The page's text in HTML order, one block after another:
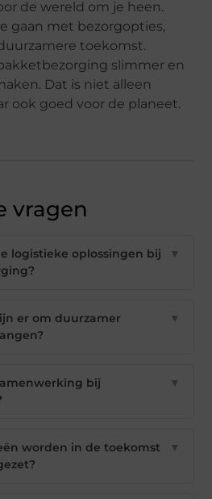
de wereld om je heen.
gaan met bezorgopties,
toekomst.
slimmer en
Dat is niet alleen
ook goed voor de planeet.
vragen
logistieke oplossingen bij
▼
er om duurzamer
▼
bij
▼
worden in de toekomst
▼